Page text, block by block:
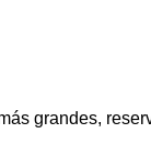
grandes,